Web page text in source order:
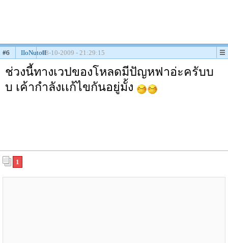
#6 IIoNutoII08-10-2009 - 21:29:15
ช่วงนี้ทางเวปของโหลดมีปัญหฟาอ่ะครับบ
บ เค้ากำลังเเก้ไขกันอยู่มั้ง
1